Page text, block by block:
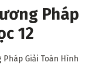
Pháp
12